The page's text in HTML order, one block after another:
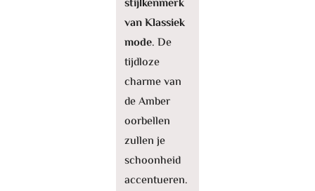
stijlkenmerk
van Klassiek
mode. De
tijdloze
charme van
de Amber
oorbellen
zullen je
schoonheid
accentueren.